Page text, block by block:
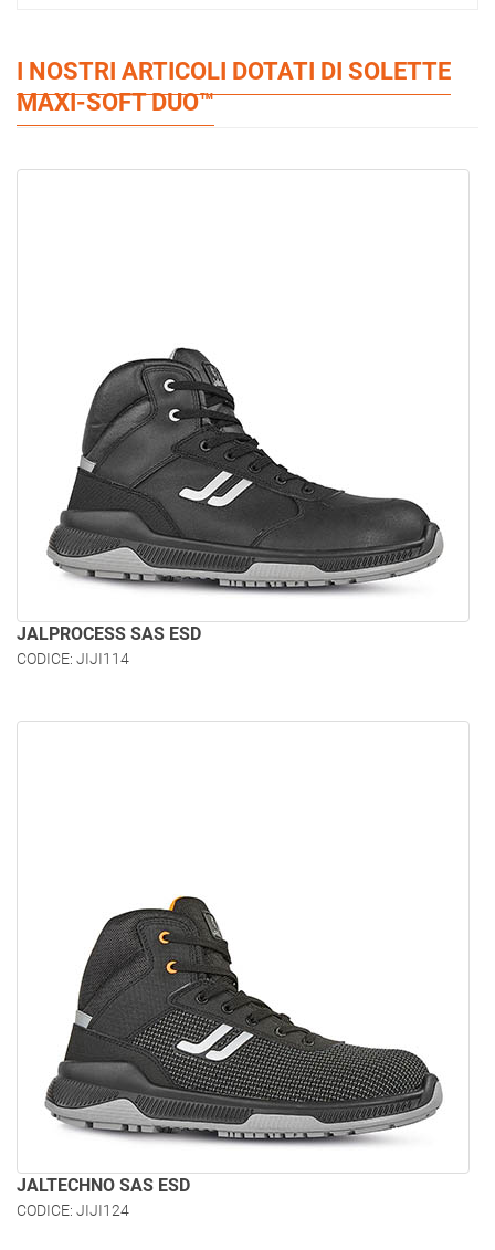
I NOSTRI ARTICOLI DOTATI DI SOLETTE
MAXI-SOFT DUO™
JALPROCESS SAS ESD
CODICE: JIJI114
JALTECHNO SAS ESD
CODICE: JIJI124